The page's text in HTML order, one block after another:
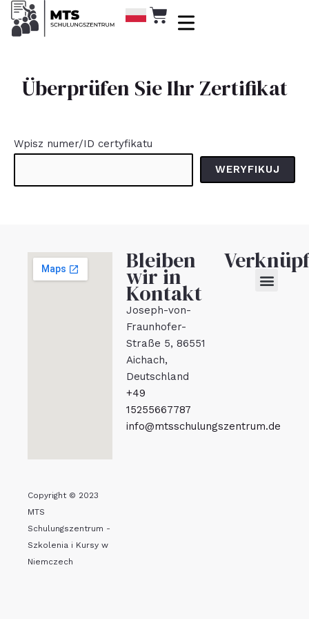
Überprüfen Sie Ihr Zertifikat
Wpisz numer/ID certyfikatu
WERYFIKUJ
Bleiben
wir in
Kontakt
Joseph-von-
Fraunhofer-
Straße 5, 86551
Aichach,
Deutschland
+49
15255667787
info@mtsschulungszentrum.de
Copyright © 2023
MTS
Schulungszentrum -
Szkolenia i Kursy w
Niemczech